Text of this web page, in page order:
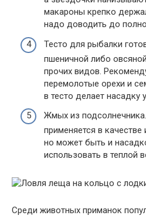
макароны крепко
надо доводить до
Тесто для рыбалки
пшеничной либо
прочих видов.
перемолотые орехи и
в тесто делает насадку
Жмых из
применяется в
но может быть и
использовать в теплой
Среди животных приманок